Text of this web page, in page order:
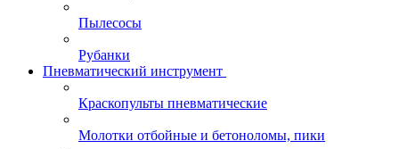
Пылесосы
Рубанки
Пневматический инструмент
Краскопульты пневматические
Молотки отбойные и бетоноломы, пики